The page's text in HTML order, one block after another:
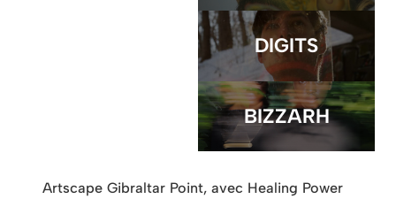
DIGITS
BIZZARH
Artscape Gibraltar Point, avec Healing Power